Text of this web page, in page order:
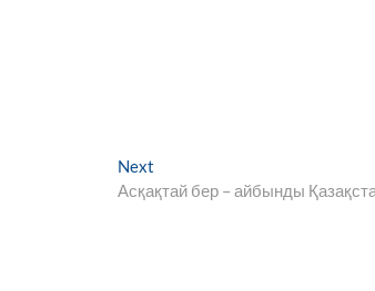
Next
post:
Асқақтай бер – айбынды